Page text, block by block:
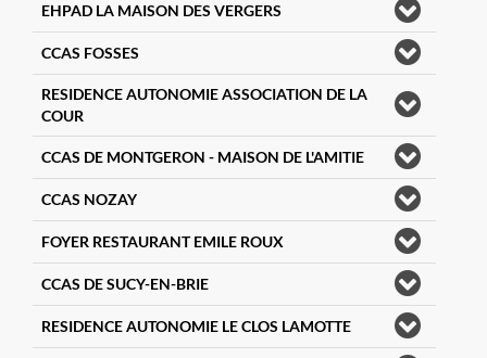
EHPAD LA MAISON DES VERGERS
CCAS FOSSES
RESIDENCE AUTONOMIE ASSOCIATION DE LA
COUR
CCAS DE MONTGERON - MAISON DE L'AMITIE
CCAS NOZAY
FOYER RESTAURANT EMILE ROUX
CCAS DE SUCY-EN-BRIE
RESIDENCE AUTONOMIE LE CLOS LAMOTTE